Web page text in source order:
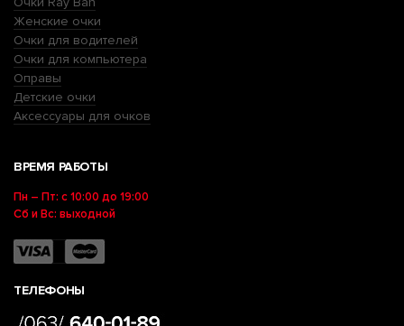
Женские очки
Очки для водителей
Очки для компьютера
Оправы
Детские очки
Аксессуары для очков
ВРЕМЯ РАБОТЫ
Пн – Пт: с 10:00 до 19:00
Сб и Вс: выходной
ТЕЛЕФОНЫ